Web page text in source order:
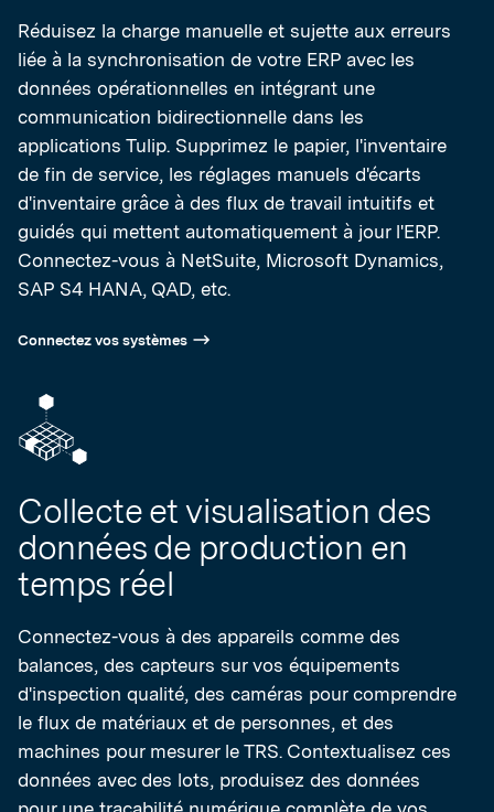
Réduisez la charge manuelle et sujette aux erreurs
liée à la synchronisation de votre ERP avec les
données opérationnelles en intégrant une
communication bidirectionnelle dans les
applications Tulip. Supprimez le papier, l'inventaire
de fin de service, les réglages manuels d'écarts
d'inventaire grâce à des flux de travail intuitifs et
guidés qui mettent automatiquement à jour l'ERP.
Connectez-vous à NetSuite, Microsoft Dynamics,
SAP S4 HANA, QAD, etc.
Connectez vos systèmes
Collecte et visualisation des
données de production en
temps réel
Connectez-vous à des appareils comme des
balances, des capteurs sur vos équipements
d'inspection qualité, des caméras pour comprendre
le flux de matériaux et de personnes, et des
machines pour mesurer le TRS. Contextualisez ces
données avec des lots, produisez des données